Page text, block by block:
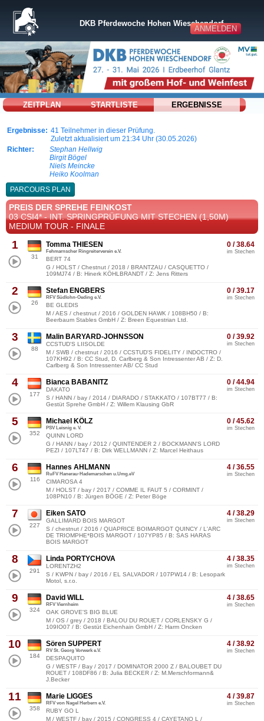
ANMELDEN
DKB Pferdewoche Hohen Wieschendorf
ZEITPLAN STARTLISTE ERGEBNISSE
Ergebnisse: 41 Teilnehmer in dieser Prüfung.
Zuletzt aktualisiert um 21:34 Uhr (30.05.2026)
Richter:
Stephan Hellwig
Birgit Bögel
Niels Meincke
Heiko Koolman
PARCOURS PLAN
PREIS DER SPREHE FEINKOST
03 CSI4* - INT. SPRINGPRÜFUNG MIT STECHEN (1,50M)
MEDIUM TOUR - FINALE
1
31
0 / 38.64
im Stechen
Tomma THIESEN
Fehmarnscher Ringreiterverein e.V.
BERT 74
G / HOLST / Chestnut / 2018 / BRANTZAU / CASQUETTO /
109MJ74 / B: Hinerk KÖHLBRANDT / Z: Jens Ritters
2
26
0 / 39.17
im Stechen
Stefan ENGBERS
RFV Südlohn-Oeding e.V.
BE GLEDIS
M / AES / chestnut / 2016 / GOLDEN HAWK / 108BH50 / B:
Beerbaum Stables GmbH / Z: Breen Equestrian Ltd.
3
88
0 / 39.92
im Stechen
Malin BARYARD-JOHNSSON
CCSTUD'S LIISOLDE
M / SWB / chestnut / 2016 / CCSTUD'S FIDELITY / INDOCTRO /
107KH92 / B: CC Stud, D. Carlberg & Son Intressenter AB / Z: D.
Carlberg & Son Intressenter AB/ CC Stud
4
177
0 / 44.94
im Stechen
Bianca BABANITZ
DAKATO
S / HANN / bay / 2014 / DIARADO / STAKKATO / 107BT77 / B:
Gestüt Sprehe GmbH / Z: Willem Klausing GbR
5
352
0 / 45.62
im Stechen
Michael KÖLZ
PSV Leisnig e. V.
QUINN LORD
G / HANN / bay / 2012 / QUINTENDER 2 / BOCKMANN'S LORD
PEZI / 107LT47 / B: Dirk WELLMANN / Z: Marcel Heithaus
6
116
4 / 36.55
im Stechen
Hannes AHLMANN
RuFV Hanerau-Hademarschen u.Umg.eV
CIMAROSA 4
M / HOLST / bay / 2017 / COMME IL FAUT 5 / CORMINT /
108PN10 / B: Jürgen BÖGE / Z: Peter Böge
7
227
4 / 38.29
im Stechen
Eiken SATO
GALLIMARD BOIS MARGOT
S / chestnut / 2016 / QUAPRICE BOIMARGOT QUINCY / L'ARC
DE TRIOMPHE*BOIS MARGOT / 107YP85 / B: SAS HARAS
BOIS MARGOT
8
291
4 / 38.35
im Stechen
Linda PORTYCHOVA
LORENTZH2
S / KWPN / bay / 2016 / EL SALVADOR / 107PW14 / B: Lesopark
Motol, s.r.o.
9
324
4 / 38.65
im Stechen
David WILL
RFV Viernheim
OAK GROVE'S BIG BLUE
M / OS / grey / 2018 / BALOU DU ROUET / CORLENSKY G /
109IO07 / B: Gestüt Eichenhain GmbH / Z: Harm Oncken
10
184
4 / 38.92
im Stechen
Sören SUPPERT
RV St. Georg Vorwerk e.V.
DESPAQUITO
G / WESTF / Bay / 2017 / DOMINATOR 2000 Z / BALOUBET DU
ROUET / 108DF86 / B: Julia BECKER / Z: M.Merschformann&
J.Becker
11
358
4 / 39.87
im Stechen
Marie LIGGES
RFV von Nagel Herbern e.V.
RUBY GO L
M / WESTF / bay / 2015 / CONGRESS 4 / CAYETANO L /